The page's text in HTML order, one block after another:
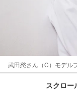
武田愁さん（C）モデル
スクロー